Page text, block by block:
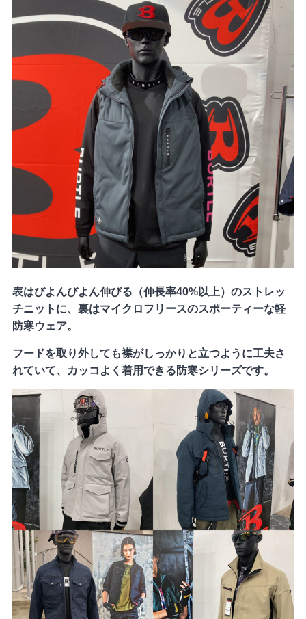
表はびよんびよん伸びる（伸長率40%以上）のストレッ
チニットに、裏はマイクロフリースのスポーティーな軽
防寒ウェア。
フードを取り外しても襟がしっかりと立つように工夫さ
れていて、カッコよく着用できる防寒シリーズです。